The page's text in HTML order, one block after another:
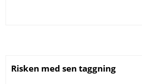
Risken med sen taggning